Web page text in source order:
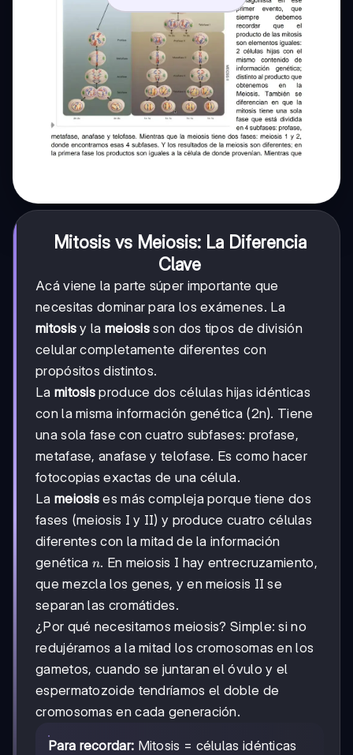
Mitosis vs Meiosis: La Diferencia
Clave
Acá viene la parte súper importante que
necesitas dominar para los exámenes. La
mitosis y la meiosis son dos tipos de división
celular completamente diferentes con
propósitos distintos.
La mitosis produce dos células hijas idénticas
con la misma información genética (2n). Tiene
una sola fase con cuatro subfases: profase,
metafase, anafase y telofase. Es como hacer
fotocopias exactas de una célula.
La meiosis es más compleja porque tiene dos
fases (meiosis I y II) y produce cuatro células
diferentes con la mitad de la información
genética n
n. En meiosis I hay entrecruzamiento,
que mezcla los genes, y en meiosis II se
separan las cromátides.
¿Por qué necesitamos meiosis? Simple: si no
redujéramos a la mitad los cromosomas en los
gametos, cuando se juntaran el óvulo y el
espermatozoide tendríamos el doble de
cromosomas en cada generación.
Para recordar: Mitosis = células idénticas